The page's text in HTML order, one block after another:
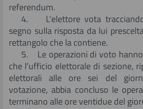
referendum.
4. L’elettore vota
segno sulla risposta da lui
rettangolo che la contiene.
5. Le operazioni di voto
che l’ufficio elettorale di sezione,
elettorali alle ore sei del
votazione, abbia concluso le
terminano alle ore ventidue del